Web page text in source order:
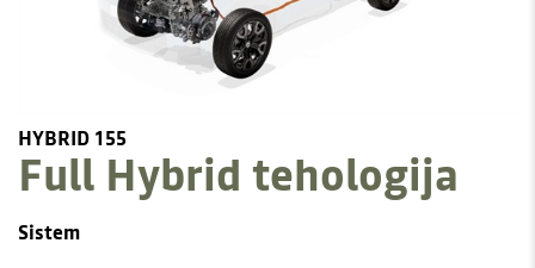
HYBRID 155
Full Hybrid tehologija
Sistem